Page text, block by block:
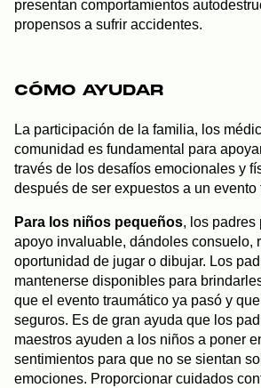
presentan comportamientos
propensos a sufrir accidentes.
CÓMO AYUDAR
La participación de la familia, los
comunidad es fundamental para
través de los desafíos emocionales y
después de ser expuestos a un evento
Para los niños pequeños, los padres
apoyo invaluable, dándoles consuelo,
oportunidad de jugar o dibujar. Los
mantenerse disponibles para
que el evento traumático ya pasó y
seguros. Es de gran ayuda que los
maestros ayuden a los niños a poner
sentimientos para que no se sientan
emociones. Proporcionar cuidados